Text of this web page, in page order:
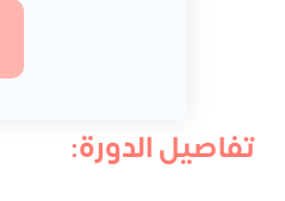
تفاصيل الدورة: